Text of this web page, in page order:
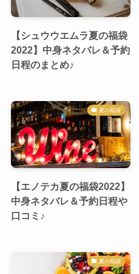
【シュウウエムラ夏の福袋
2022】中身ネタバレ＆予約
日程のまとめ♪
夏の福袋
【エノテカ夏の福袋2022】
中身ネタバレ＆予約日程や
口コミ♪
夏の福袋